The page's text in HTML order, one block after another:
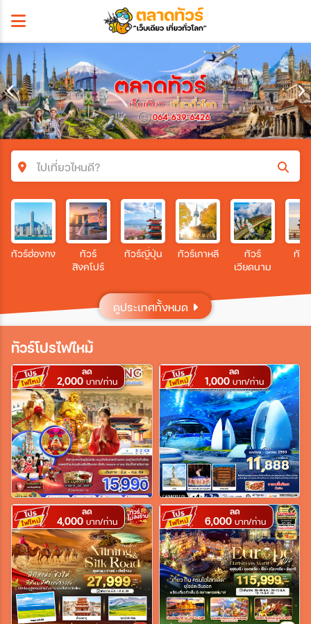
ไปเที่ยวไหนดี?
ค้นหาโปรแกรมทัวร์
คำค้นหา
เมือง
สายการบิน
ตั้งแต่วันที่
ถึงวันที่
เฉพาะเดือน
ทัวร์ฮ่องกง
ทัวร์
สิงคโปร์
ทัวร์ญี่ปุ่น ทัวร์เกาหลี
ทัวร์
เวียดนาม
ทัว
ดูประเทศทั้งหมด
ทัวร์โปรไฟไหม้
ลด
2,000 บาท/ท่าน
ลด
1,000 บาท/ท่าน
ลด
4,000 บาท/ท่าน
ลด
6,000 บาท/ท่าน